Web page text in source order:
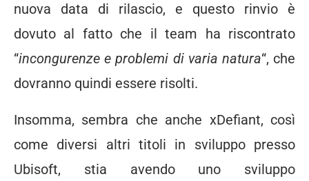
nuova data di rilascio, e questo rinvio è
dovuto al fatto che il team ha riscontrato
“incongurenze e problemi di varia natura“, che
dovranno quindi essere risolti.
Insomma, sembra che anche xDefiant, così
come diversi altri titoli in sviluppo presso
Ubisoft, stia avendo uno sviluppo